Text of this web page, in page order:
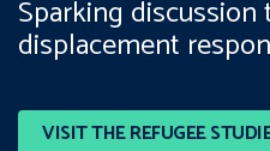
VISIT THE REFUGEE
Sparking
displacement